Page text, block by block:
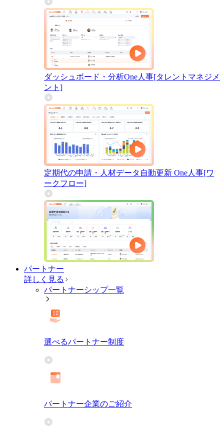
ダッシュボード・分析One人事[タレントマネジメ
ント]
定期代の申請・人材データ自動更新 One人事[ワ
ークフロー]
パートナー
詳しく見る
パートナーシップ一覧
選べるパートナー制度
パートナー企業のご紹介